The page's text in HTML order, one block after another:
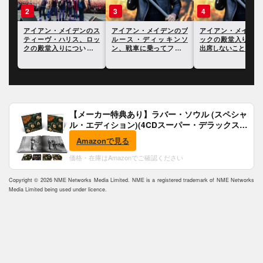
2
アイアン・メイデンのス
ティーヴ・ハリス、ロッ
クの殿堂入りについて自
3
アイアン・メイデンのブ
ルース・ディッキンソ
ン、戦車に乗ってフェス
4
アイアン・メイデン
ックの殿堂入りの式
出席しないことを表明
【メーカー特典あり】ラバー・ソウル (スペシャ
ル・エディション)(4CDスーパー・デラックス)
(完全生産限定盤)(SHM-CD)(特典:B2ポスター付)
Amazonで見る
価格・在庫はAmazonでご確認ください
Copyright © 2026 NME Networks Media Limited. NME is a registered trademark of NME Networks
Media Limited being used under licence.